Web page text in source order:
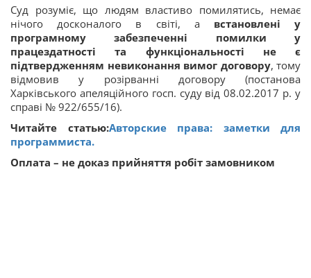
Суд розуміє, що людям властиво помилятись, немає
нічого досконалого в світі, а встановлені у
програмному забезпеченні помилки у
працездатності та функціональності не є
підтвердженням невиконання вимог договору, тому
відмовив у розірванні договору (постанова
Харківського апеляційного госп. суду від 08.02.2017 р. у
справі № 922/655/16).
Читайте статью:Авторские права: заметки для
программиста.
Оплата – не доказ прийняття робіт замовником